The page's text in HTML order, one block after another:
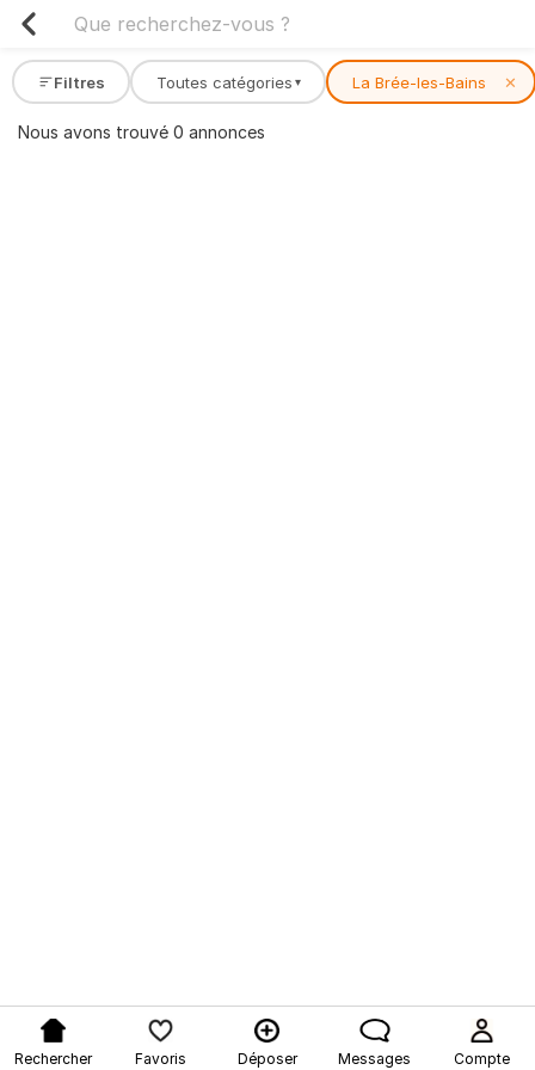
Filtres Toutes catégories ▾ La Brée-les-Bains ✕
Nous avons trouvé 0 annonces
Rechercher Favoris Déposer Messages Compte